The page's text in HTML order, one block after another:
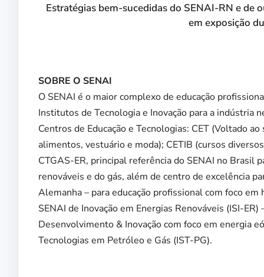
Estratégias bem-sucedidas do SENAI-RN e de
em exposição
SOBRE O SENAI
O SENAI é o maior complexo de educação
Institutos de Tecnologia e Inovação para a indústria
Centros de Educação e Tecnologias: CET (Voltado
alimentos, vestuário e moda); CETIB (cursos
CTGAS-ER, principal referência do SENAI no Brasil
renováveis e do gás, além de centro de excelência
Alemanha – para educação profissional com foco
SENAI de Inovação em Energias Renováveis (ISI-
Desenvolvimento & Inovação com foco em energia
Tecnologias em Petróleo e Gás (IST-PG).